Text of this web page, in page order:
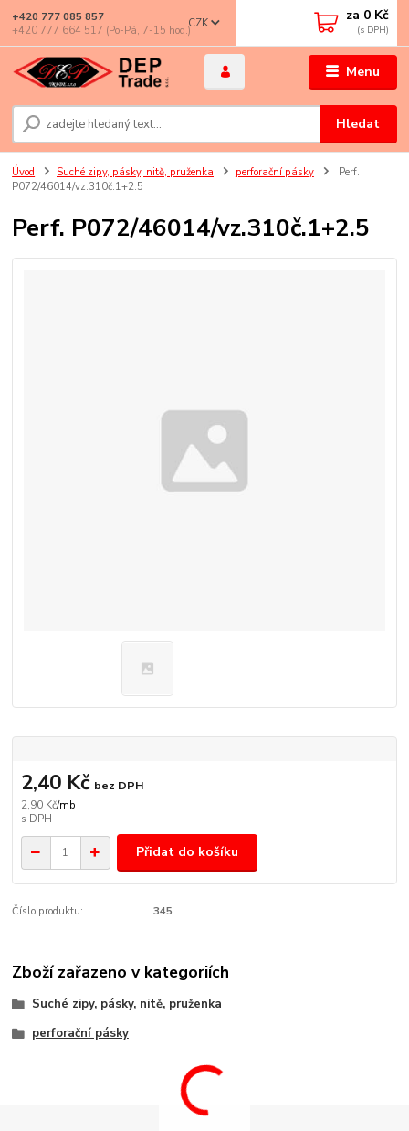
Menu
CZK
Hledat
+420 777 085 857
+420 777 664 517 (Po-Pá, 7-15 hod.)
za 0 Kč
Úvod Suché zipy, pásky, nitě, pruženka perforační pásky
Perf.
P072/46014/vz.310č.1+2.5
Perf. P072/46014/vz.310č.1+2.5
2,90 Kč/mb
2,40 Kč bez DPH
Přidat do košíku
Číslo produktu: 345
Zboží zařazeno v kategoriích
Suché zipy, pásky, nitě, pruženka
perforační pásky